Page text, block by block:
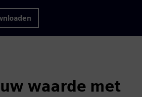
waarde met